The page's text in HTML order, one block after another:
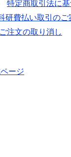
特定商取引法に
研費払い取引のご
ご注文の取り消し
ージ